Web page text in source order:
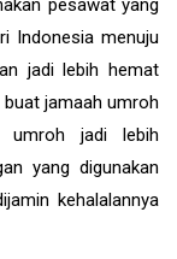
pesawat yang
Indonesia menuju
jadi lebih hemat
jamaah umroh
umroh jadi lebih
yang digunakan
kehalalannya